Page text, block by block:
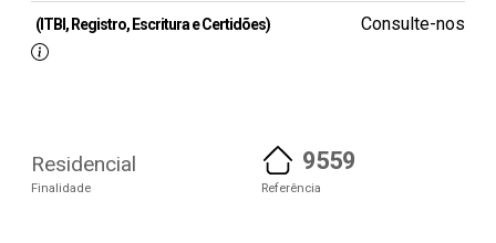
(ITBI, Registro, Escritura e Certidões) Consulte-nos
Residencial
Finalidade
9559
Referência